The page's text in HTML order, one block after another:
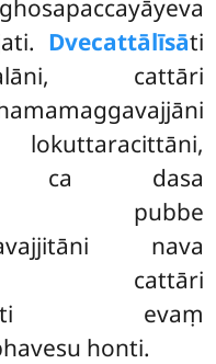
Dvecattālīsāti
cattāri
ca dasa
pubbe
nava
cattāri
evaṃ
honti.